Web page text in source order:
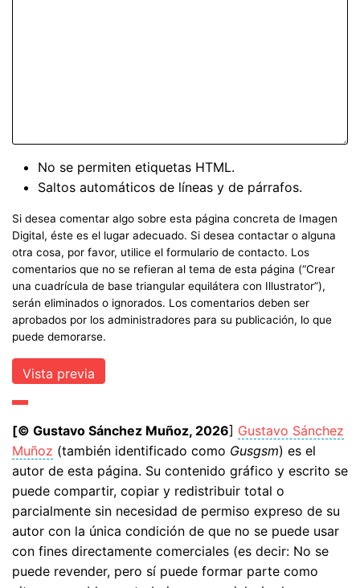
No se permiten etiquetas HTML.
Saltos automáticos de líneas y de párrafos.
Si desea comentar algo sobre esta página concreta de Imagen
Digital, éste es el lugar adecuado. Si desea contactar o alguna
otra cosa, por favor, utilice el formulario de contacto. Los
comentarios que no se refieran al tema de esta página (“Crear
una cuadrícula de base triangular equilátera con Illustrator”),
serán eliminados o ignorados. Los comentarios deben ser
aprobados por los administradores para su publicación, lo que
puede demorarse.
[© Gustavo Sánchez Muñoz, 2026] Gustavo Sánchez
Muñoz (también identificado como Gusgsm) es el
autor de esta página. Su contenido gráfico y escrito se
puede compartir, copiar y redistribuir total o
parcialmente sin necesidad de permiso expreso de su
autor con la única condición de que no se puede usar
con fines directamente comerciales (es decir: No se
puede revender, pero sí puede formar parte como